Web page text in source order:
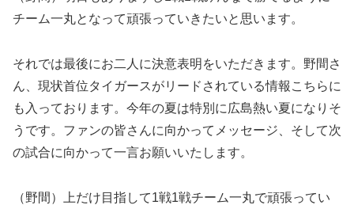
チーム一丸となって頑張っていきたいと思います。
それでは最後にお二人に決意表明をいただきます。野間さ
ん、現状首位タイガースがリードされている情報こちらに
も入っております。今年の夏は特別に広島熱い夏になりそ
うです。ファンの皆さんに向かってメッセージ、そして次
の試合に向かって一言お願いいたします。
（野間）上だけ目指して1戦1戦チーム一丸で頑張ってい